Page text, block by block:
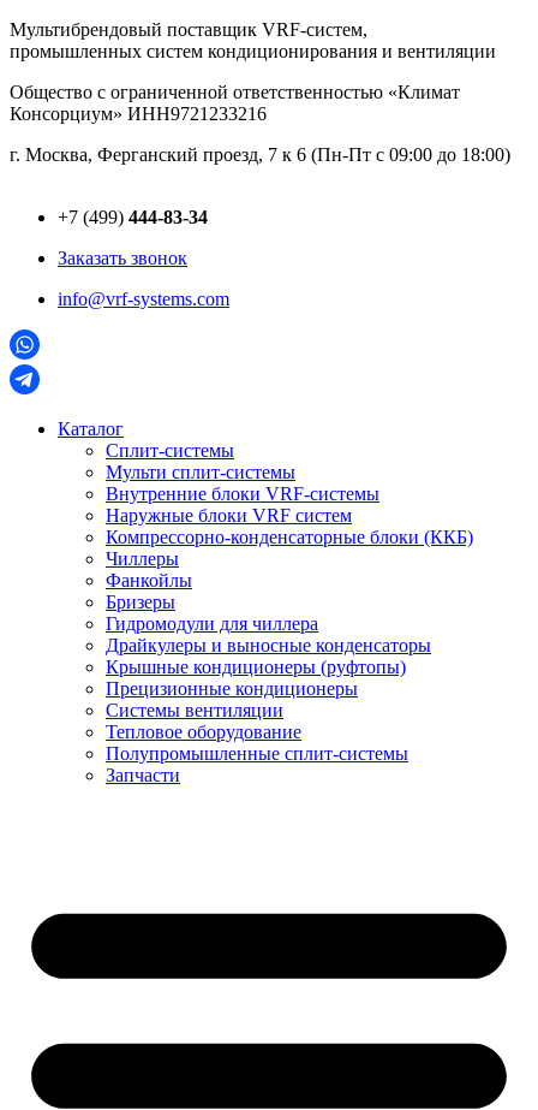
Перейти
к
Мультибрендовый поставщик VRF-cистем,
промышленных систем кондиционирования и вентиляции
Общество с ограниченной ответственностью «Климат
Консорциум» ИНН9721233216
г. Москва, Ферганский проезд, 7 к 6 (Пн-Пт с 09:00 до 18:00)
+7 (499) 444-83-34
Заказать звонок
info@vrf-systems.com
Каталог
Сплит-системы
Мульти сплит-системы
Внутренние блоки VRF-cистемы
Наружные блоки VRF cистем
Компрессорно-конденсаторные блоки (ККБ)
Чиллеры
Фанкойлы
Бризеры
Гидромодули для чиллера
Драйкулеры и выносные конденсаторы
Крышные кондиционеры (руфтопы)
Прецизионные кондиционеры
Системы вентиляции
Тепловое оборудование
Полупромышленные сплит-системы
Запчасти